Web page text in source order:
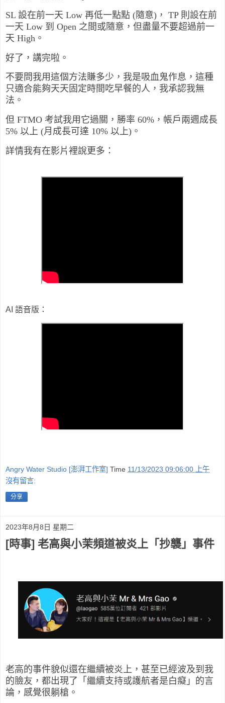
SL 設在前一天 Low 再低一點點 (隨意)， TP 則設在前
一天 Low 到 Open 之間或隨意，但盡量不要超過前一
天 High。
好了，講完啦。
不要問我用這個方法賺多少，我是吸血鬼作息，這種
只適合能夠天天固定時間吃早餐的人，我承認我無
法。
但 FTMO 考試我用它過關，勝率 60%，帳戶兩週成長
5% 以上 (月成長可達 10% 以上)。
詳情我有在影片裡說更多：
AI 語音版：
Angry Water Studio [澎湃工作室] Time 11/13/2023 09:06:00 上午
沒有留言:
分享
2023年8月8日 星期二
[時事] 老高與小茉頻道被炎上「抄襲」事件
老高的事件貌似還在繼續被炎上，甚至已經波及到我
的臉友，都出現了「繼續支持或護航者是白癡」的言
論，感覺很躺槍。